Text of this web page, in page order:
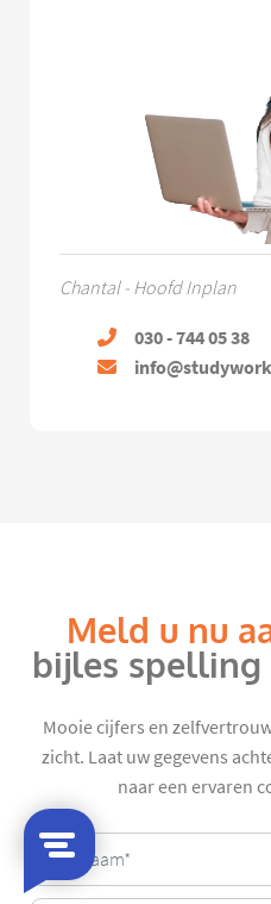
Chantal - Hoofd Inplan
030 - 744 05 38
Meld u nu
bijles
Mooie cijfers en
zicht. Laat uw gegevens
naar een ervaren